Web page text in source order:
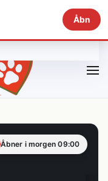
Åbn
Åbner i morgen 09:00